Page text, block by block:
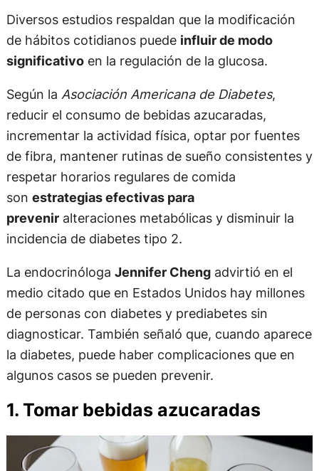
Diversos estudios respaldan que la modificación
de hábitos cotidianos puede influir de modo
significativoen la regulación de la glucosa.
Según la Asociación Americana de Diabetes,
reducir el consumo de bebidas azucaradas,
incrementar la actividad física, optar por fuentes
de fibra, mantener rutinas de sueño consistentes y
respetar horarios regulares de comida
son estrategias efectivas para
preveniralteraciones metabólicas y disminuir la
incidencia de diabetes tipo 2.
La endocrinóloga Jennifer Chengadvirtió en el
medio citado que en Estados Unidos hay millones
de personas con diabetes y prediabetes sin
diagnosticar. También señaló que, cuando aparece
la diabetes, puede haber complicaciones que en
algunos casos se pueden prevenir.
1. Tomar bebidas azucaradas